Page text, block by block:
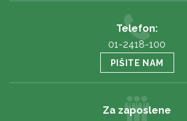
Telefon:
01-2418-100
PIŠITE NAM
Za zaposlene